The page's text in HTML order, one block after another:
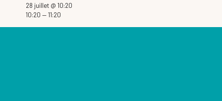
28 juillet @ 10:20
10:20 — 11:20